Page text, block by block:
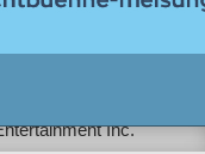
Inc.